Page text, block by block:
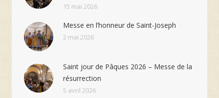
15 mai 2026
Messe en l’honneur de Saint-Joseph
2 mai 2026
Saint jour de Pâques 2026 – Messe de la
résurrection
5 avril 2026